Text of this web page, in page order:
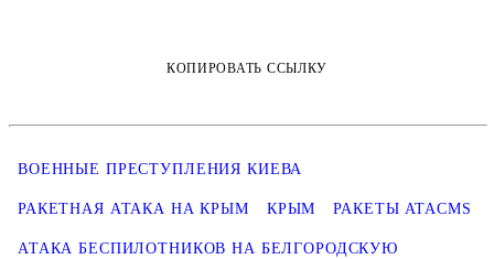
КОПИРОВАТЬ ССЫЛКУ
ВОЕННЫЕ ПРЕСТУПЛЕНИЯ КИЕВА
РАКЕТНАЯ АТАКА НА КРЫМ КРЫМ РАКЕТЫ ATACMS
АТАКА БЕСПИЛОТНИКОВ НА БЕЛГОРОДСКУЮ